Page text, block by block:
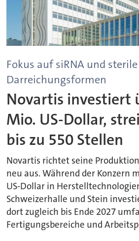
Fokus auf siRNA und sterile
Darreichungsformen
Novartis investiert
Mio. US-Dollar,
bis zu 550 Stellen
Novartis richtet seine
neu aus. Während der Konzern
US-Dollar in
Schweizerhalle und Stein
dort zugleich bis Ende 2027
Fertigungsbereiche und